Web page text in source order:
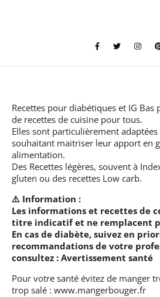
Recettes pour diabétiques et IG Bas
de recettes de cuisine pour tous.
Elles sont particulièrement
souhaitant maitriser leur apport en
alimentation.
Des Recettes légères, souvent à
gluten ou des recettes Low carb.
⚠️ Information :
Les informations et recettes de
titre indicatif et ne remplacent
En cas de diabète, suivez en
recommandations de votre
consultez : Avertissement santé
Pour votre santé évitez de manger
trop salé : www.mangerbouger.fr